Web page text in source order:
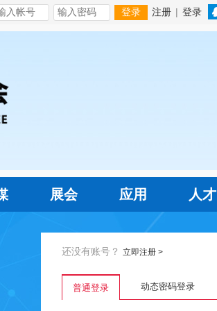
登录 注册 | 登录
展会 应用 人才
还没有账号？ 立即注册 >
普通登录 动态密码登录